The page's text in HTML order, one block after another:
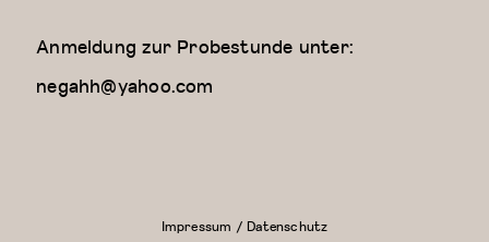
Anmeldung zur Probestunde unter:
negahh@yahoo.com
Impressum / Datenschutz